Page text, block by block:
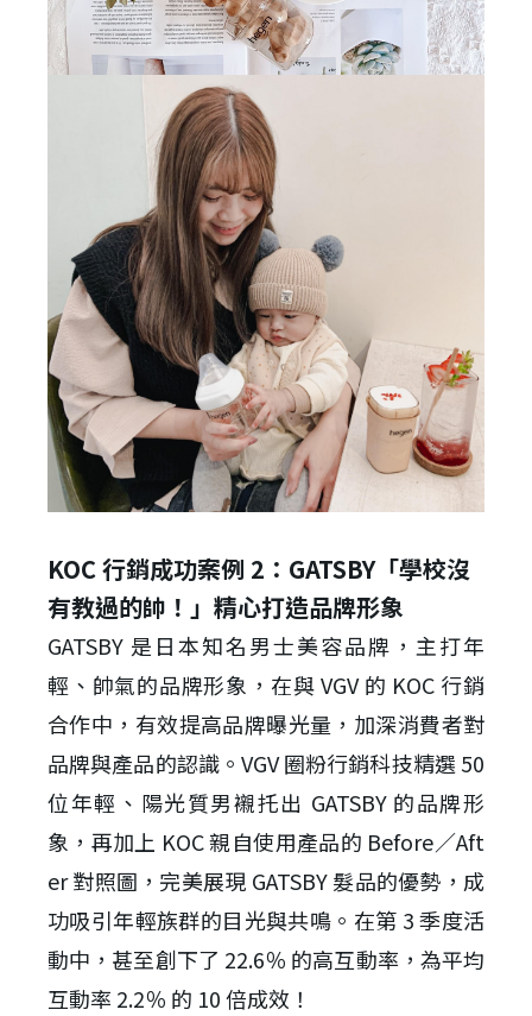
KOC 行銷成功案例 2：GATSBY「學校沒
有教過的帥！」精心打造品牌形象
GATSBY 是日本知名男士美容品牌，主打年
輕、帥氣的品牌形象，在與 VGV 的 KOC 行銷
合作中，有效提高品牌曝光量，加深消費者對
品牌與產品的認識。VGV 圈粉行銷科技精選 50
位年輕、陽光質男襯托出 GATSBY 的品牌形
象，再加上 KOC 親自使用產品的 Before／Aft
er 對照圖，完美展現 GATSBY 髮品的優勢，成
功吸引年輕族群的目光與共鳴。在第 3 季度活
動中，甚至創下了 22.6％ 的高互動率，為平均
互動率 2.2％ 的 10 倍成效！